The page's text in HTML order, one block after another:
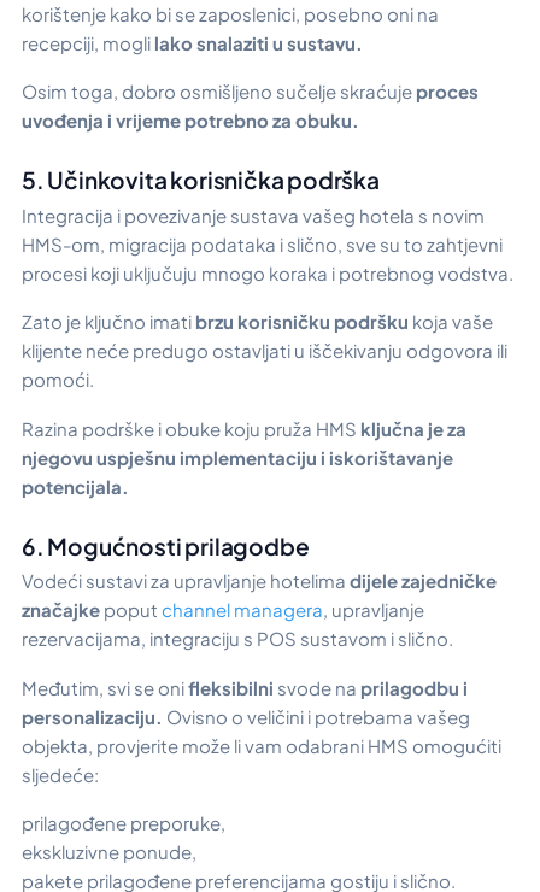
korištenje kako bi se zaposlenici, posebno oni na
recepciji, mogli lako snalaziti u sustavu.
Osim toga, dobro osmišljeno sučelje skraćuje proces
uvođenja i vrijeme potrebno za obuku.
5. Učinkovita korisnička podrška
Integracija i povezivanje sustava vašeg hotela s novim
HMS-om, migracija podataka i slično, sve su to zahtjevni
procesi koji uključuju mnogo koraka i potrebnog vodstva.
Zato je ključno imati brzu korisničku podršku koja vaše
klijente neće predugo ostavljati u iščekivanju odgovora ili
pomoći.
Razina podrške i obuke koju pruža HMS ključna je za
njegovu uspješnu implementaciju i iskorištavanje
potencijala.
6. Mogućnosti prilagodbe
Vodeći sustavi za upravljanje hotelima dijele zajedničke
značajke poput channel managera, upravljanje
rezervacijama, integraciju s POS sustavom i slično.
Međutim, svi se onifleksibilni svode na prilagodbu i
personalizaciju. Ovisno o veličini i potrebama vašeg
objekta, provjerite može li vam odabrani HMS omogućiti
sljedeće:
prilagođene preporuke,
ekskluzivne ponude,
pakete prilagođene preferencijama gostiju i slično.